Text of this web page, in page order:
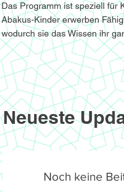
Das Programm ist speziell für
Abakus-Kinder erwerben
wodurch sie das Wissen ihr
Neueste
Noch keine